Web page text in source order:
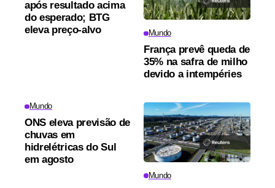
após resultado acima
do esperado; BTG
eleva preço-alvo
Mundo
França prevê queda de
35% na safra de milho
devido a intempéries
Mundo
ONS eleva previsão de
chuvas em
hidrelétricas do Sul
em agosto
Mundo